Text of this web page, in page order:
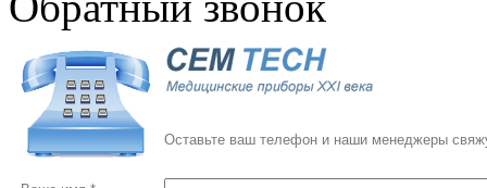
Оставьте ваш телефон и наши менеджеры